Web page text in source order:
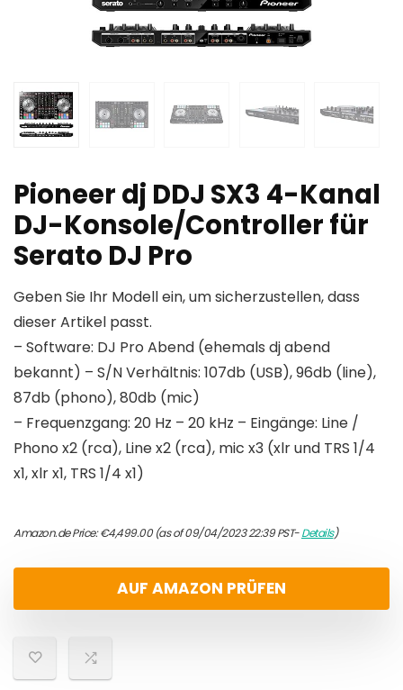
Pioneer dj DDJ SX3 4-Kanal
DJ-Konsole/Controller für
Serato DJ Pro
Geben Sie Ihr Modell ein, um sicherzustellen, dass
dieser Artikel passt.
– Software: DJ Pro Abend (ehemals dj abend
bekannt) – S/N Verhältnis: 107db (USB), 96db (line),
87db (phono), 80db (mic)
– Frequenzgang: 20 Hz – 20 kHz – Eingänge: Line /
Phono x2 (rca), Line x2 (rca), mic x3 (xlr und TRS 1/4
x1, xlr x1, TRS 1/4 x1)
Amazon.de Price:€4,499.00(as of 09/04/2023 22:39 PST-Details)
AUF AMAZON PRÜFEN